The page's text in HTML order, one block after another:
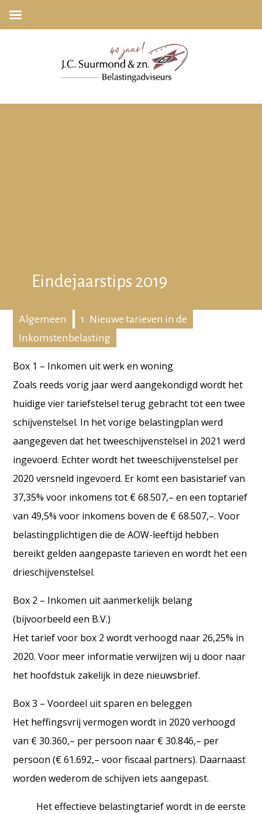
Eindejaarstips 2019
Algemeen
1. Nieuwe tarieven in de
Inkomstenbelasting
Box 1 – Inkomen uit werk en woning
Zoals reeds vorig jaar werd aangekondigd wordt het
huidige vier tariefstelsel terug gebracht tot een twee
schijvenstelsel. In het vorige belastingplan werd
aangegeven dat het tweeschijvenstelsel in 2021 werd
ingevoerd. Echter wordt het tweeschijvenstelsel per
2020 versneld ingevoerd. Er komt een basistarief van
37,35% voor inkomens tot € 68.507,– en een toptarief
van 49,5% voor inkomens boven de € 68.507,–. Voor
belastingplichtigen die de AOW-leeftijd hebben
bereikt gelden aangepaste tarieven en wordt het een
drieschijvenstelsel.
Box 2 – Inkomen uit aanmerkelijk belang
(bijvoorbeeld een B.V.)
Het tarief voor box 2 wordt verhoogd naar 26,25% in
2020. Voor meer informatie verwijzen wij u door naar
het hoofdstuk zakelijk in deze nieuwsbrief.
Box 3 – Voordeel uit sparen en beleggen
Het heffingsvrij vermogen wordt in 2020 verhoogd
van € 30.360,– per persoon naar € 30.846,– per
persoon (€ 61.692,– voor fiscaal partners). Daarnaast
worden wederom de schijven iets aangepast.
Het effectieve belastingtarief wordt in de eerste